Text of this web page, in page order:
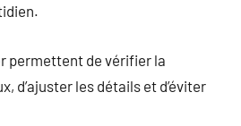
permettent de vérifier la
d’ajuster les détails et d’éviter